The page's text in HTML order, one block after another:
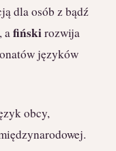
dla osób z bądź
afińskirozwija
języków
obcy,